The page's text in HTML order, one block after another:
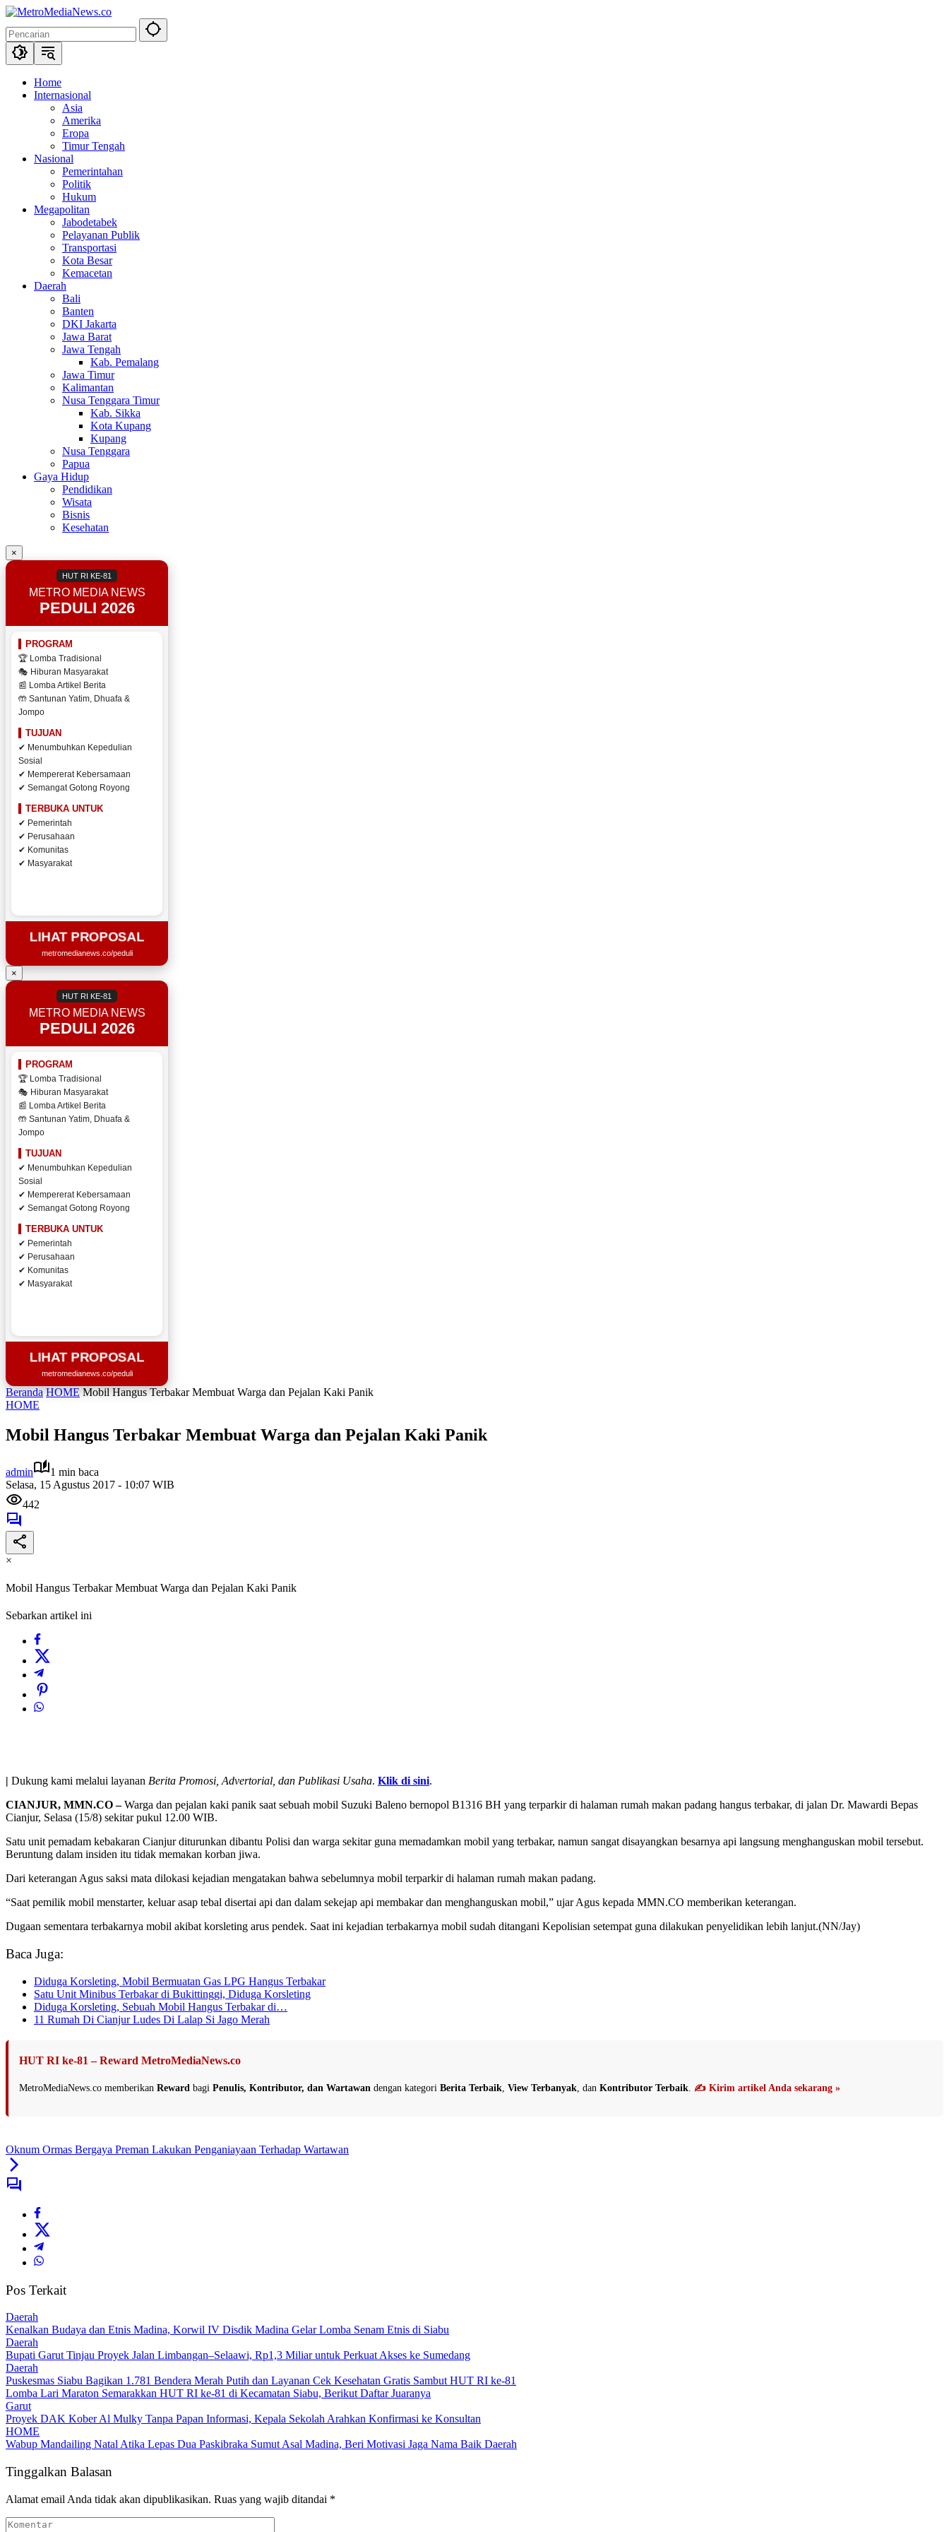
Langsung
konten
Home
Internasional
Asia
Amerika
Eropa
Timur Tengah
Nasional
Pemerintahan
Politik
Hukum
Megapolitan
Jabodetabek
Pelayanan Publik
Transportasi
Kota Besar
Kemacetan
Daerah
Bali
Banten
DKI Jakarta
Jawa Barat
Jawa Tengah
Kab. Pemalang
Jawa Timur
Kalimantan
Nusa Tenggara Timur
Kab. Sikka
Kota Kupang
Kupang
Nusa Tenggara
Papua
Gaya Hidup
Pendidikan
Wisata
Bisnis
Kesehatan
×
HUT RI KE-81
METRO MEDIA NEWS
PEDULI 2026
PROGRAM
🏆 Lomba Tradisional
🎭 Hiburan Masyarakat
📰 Lomba Artikel Berita
🤲 Santunan Yatim, Dhuafa &
Jompo
TUJUAN
✔ Menumbuhkan Kepedulian
Sosial
✔ Mempererat Kebersamaan
✔ Semangat Gotong Royong
TERBUKA UNTUK
✔ Pemerintah
✔ Perusahaan
✔ Komunitas
✔ Masyarakat
LIHAT PROPOSAL
metromedianews.co/peduli
×
HUT RI KE-81
METRO MEDIA NEWS
PEDULI 2026
PROGRAM
🏆 Lomba Tradisional
🎭 Hiburan Masyarakat
📰 Lomba Artikel Berita
🤲 Santunan Yatim, Dhuafa &
Jompo
TUJUAN
✔ Menumbuhkan Kepedulian
Sosial
✔ Mempererat Kebersamaan
✔ Semangat Gotong Royong
TERBUKA UNTUK
✔ Pemerintah
✔ Perusahaan
✔ Komunitas
✔ Masyarakat
LIHAT PROPOSAL
metromedianews.co/peduli
Beranda HOME Mobil Hangus Terbakar Membuat Warga dan Pejalan Kaki Panik
HOME
Mobil Hangus Terbakar Membuat Warga dan Pejalan Kaki Panik
admin
1 min baca
Selasa, 15 Agustus 2017 - 10:07 WIB
442
×
Mobil Hangus Terbakar Membuat Warga dan Pejalan Kaki Panik
Sebarkan artikel ini
| Dukung kami melalui layanan Berita Promosi, Advertorial, dan Publikasi Usaha. Klik di sini.
CIANJUR, MMN.CO –Warga dan pejalan kaki panik saat sebuah mobil Suzuki Baleno bernopol B1316 BH yang terparkir di halaman rumah makan padang hangus terbakar, di jalan Dr. Mawardi Bepas
Cianjur, Selasa (15/8) sekitar pukul 12.00 WIB.
Satu unit pemadam kebakaran Cianjur diturunkan dibantu Polisi dan warga sekitar guna memadamkan mobil yang terbakar, namun sangat disayangkan besarnya api langsung menghanguskan mobil tersebut.
Beruntung dalam insiden itu tidak memakan korban jiwa.
Dari keterangan Agus saksi mata dilokasi kejadian mengatakan bahwa sebelumnya mobil terparkir di halaman rumah makan padang.
“Saat pemilik mobil menstarter, keluar asap tebal disertai api dan dalam sekejap api membakar dan menghanguskan mobil,” ujar Agus kepada MMN.CO memberikan keterangan.
Dugaan sementara terbakarnya mobil akibat korsleting arus pendek. Saat ini kejadian terbakarnya mobil sudah ditangani Kepolisian setempat guna dilakukan penyelidikan lebih lanjut.(NN/Jay)
Baca Juga:
Diduga Korsleting, Mobil Bermuatan Gas LPG Hangus Terbakar
Satu Unit Minibus Terbakar di Bukittinggi, Diduga Korsleting
Diduga Korsleting, Sebuah Mobil Hangus Terbakar di…
11 Rumah Di Cianjur Ludes Di Lalap Si Jago Merah
HUT RI ke-81 – Reward MetroMediaNews.co
MetroMediaNews.co memberikan Reward bagi Penulis, Kontributor, dan Wartawan dengan kategori Berita Terbaik View Terbanyak , dan Kontributor Terbaik ✍️ Kirim artikel Anda sekarang »
Oknum Ormas Bergaya Preman Lakukan Penganiayaan Terhadap Wartawan
Pos Terkait
Daerah
Kenalkan Budaya dan Etnis Madina, Korwil IV Disdik Madina Gelar Lomba Senam Etnis di Siabu
Daerah
Bupati Garut Tinjau Proyek Jalan Limbangan–Selaawi, Rp1,3 Miliar untuk Perkuat Akses ke Sumedang
Daerah
Puskesmas Siabu Bagikan 1.781 Bendera Merah Putih dan Layanan Cek Kesehatan Gratis Sambut HUT RI ke-81
Lomba Lari Maraton Semarakkan HUT RI ke-81 di Kecamatan Siabu, Berikut Daftar Juaranya
Garut
Proyek DAK Kober Al Mulky Tanpa Papan Informasi, Kepala Sekolah Arahkan Konfirmasi ke Konsultan
HOME
Wabup Mandailing Natal Atika Lepas Dua Paskibraka Sumut Asal Madina, Beri Motivasi Jaga Nama Baik Daerah
Tinggalkan Balasan
Alamat email Anda tidak akan dipublikasikan. Ruas yang wajib ditandai *